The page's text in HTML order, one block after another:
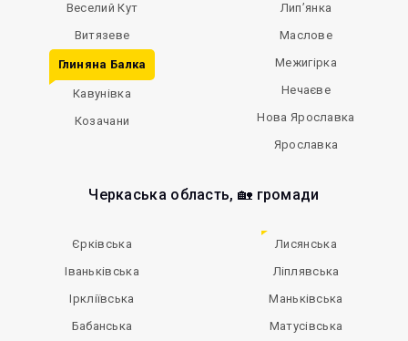
Веселий Кут
Витязеве
Глиняна Балка
Кавунівка
Козачани
Лип’янка
Маслове
Межигірка
Нечаєве
Нова Ярославка
Ярославка
Черкаська область, 🏡 громади
Єрківська
Іваньківська
Іркліївська
Бабанська
Лисянська
Ліплявська
Маньківська
Матусівська